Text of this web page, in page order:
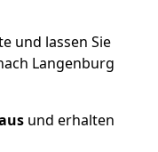
und lassen Sie
Langenburg
und erhalten